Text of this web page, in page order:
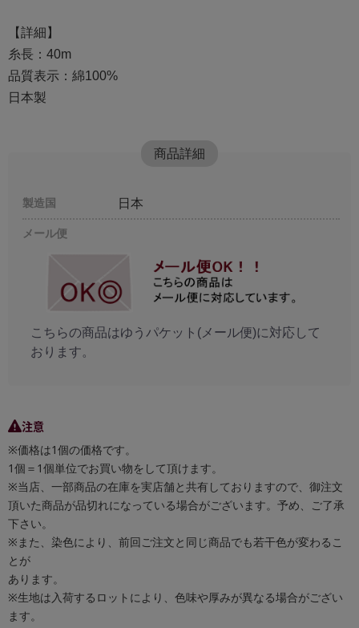
【詳細】
糸長：40m
品質表示：綿100%
日本製
商品詳細
製造国 日本
メール便
こちらの商品はゆうパケット(メール便)に対応して
おります。
注意
※価格は1個の価格です。
1個＝1個単位でお買い物をして頂けます。
※当店、一部商品の在庫を実店舗と共有しておりますので、御注文
頂いた商品が品切れになっている場合がございます。予め、ご了承
下さい。
※また、染色により、前回ご注文と同じ商品でも若干色が変わるこ
とが
あります。
※生地は入荷するロットにより、色味や厚みが異なる場合がござい
ます。